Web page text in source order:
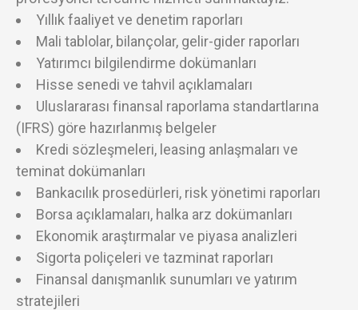
Yıllık faaliyet ve denetim raporları
Mali tablolar, bilançolar, gelir-gider raporları
Yatırımcı bilgilendirme dokümanları
Hisse senedi ve tahvil açıklamaları
Uluslararası finansal raporlama standartlarına
(IFRS) göre hazırlanmış belgeler
Kredi sözleşmeleri, leasing anlaşmaları ve
teminat dokümanları
Bankacılık prosedürleri, risk yönetimi raporları
Borsa açıklamaları, halka arz dokümanları
Ekonomik araştırmalar ve piyasa analizleri
Sigorta poliçeleri ve tazminat raporları
Finansal danışmanlık sunumları ve yatırım
stratejileri